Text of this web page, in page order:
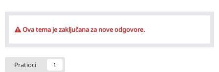
Ova tema je zaključana za nove odgovore.
Pratioci 1